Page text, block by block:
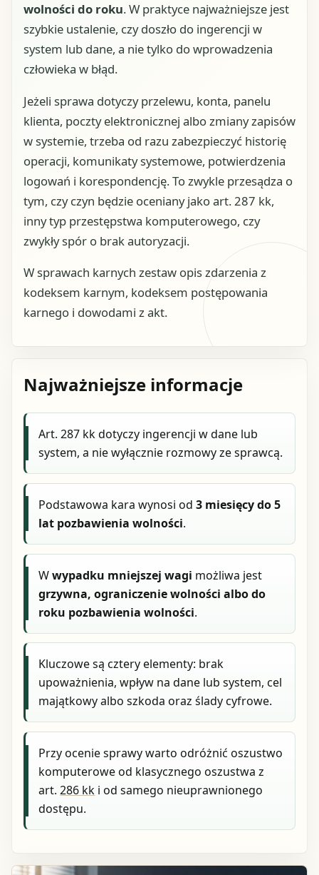
wolności do roku. W praktyce najważniejsze jest
szybkie ustalenie, czy doszło do ingerencji w
system lub dane, a nie tylko do wprowadzenia
człowieka w błąd.
Jeżeli sprawa dotyczy przelewu, konta, panelu
klienta, poczty elektronicznej albo zmiany zapisów
w systemie, trzeba od razu zabezpieczyć historię
operacji, komunikaty systemowe, potwierdzenia
logowań i korespondencję. To zwykle przesądza o
tym, czy czyn będzie oceniany jako art. 287 kk,
inny typ przestępstwa komputerowego, czy
zwykły spór o brak autoryzacji.
W sprawach karnych zestaw opis zdarzenia z
kodeksem karnym, kodeksem postępowania
karnego i dowodami z akt.
Najważniejsze informacje
Art. 287 kk dotyczy ingerencji w dane lub
system, a nie wyłącznie rozmowy ze sprawcą.
Podstawowa kara wynosi od3 miesięcy do 5
lat pozbawienia wolności.
Wwypadku mniejszej wagi możliwa jest
grzywna, ograniczenie wolności albo do
roku pozbawienia wolności.
Kluczowe są cztery elementy: brak
upoważnienia, wpływ na dane lub system, cel
majątkowy albo szkoda oraz ślady cyfrowe.
Przy ocenie sprawy warto odróżnić oszustwo
komputerowe od klasycznego oszustwa z
art.286 kk i od samego nieuprawnionego
dostępu.